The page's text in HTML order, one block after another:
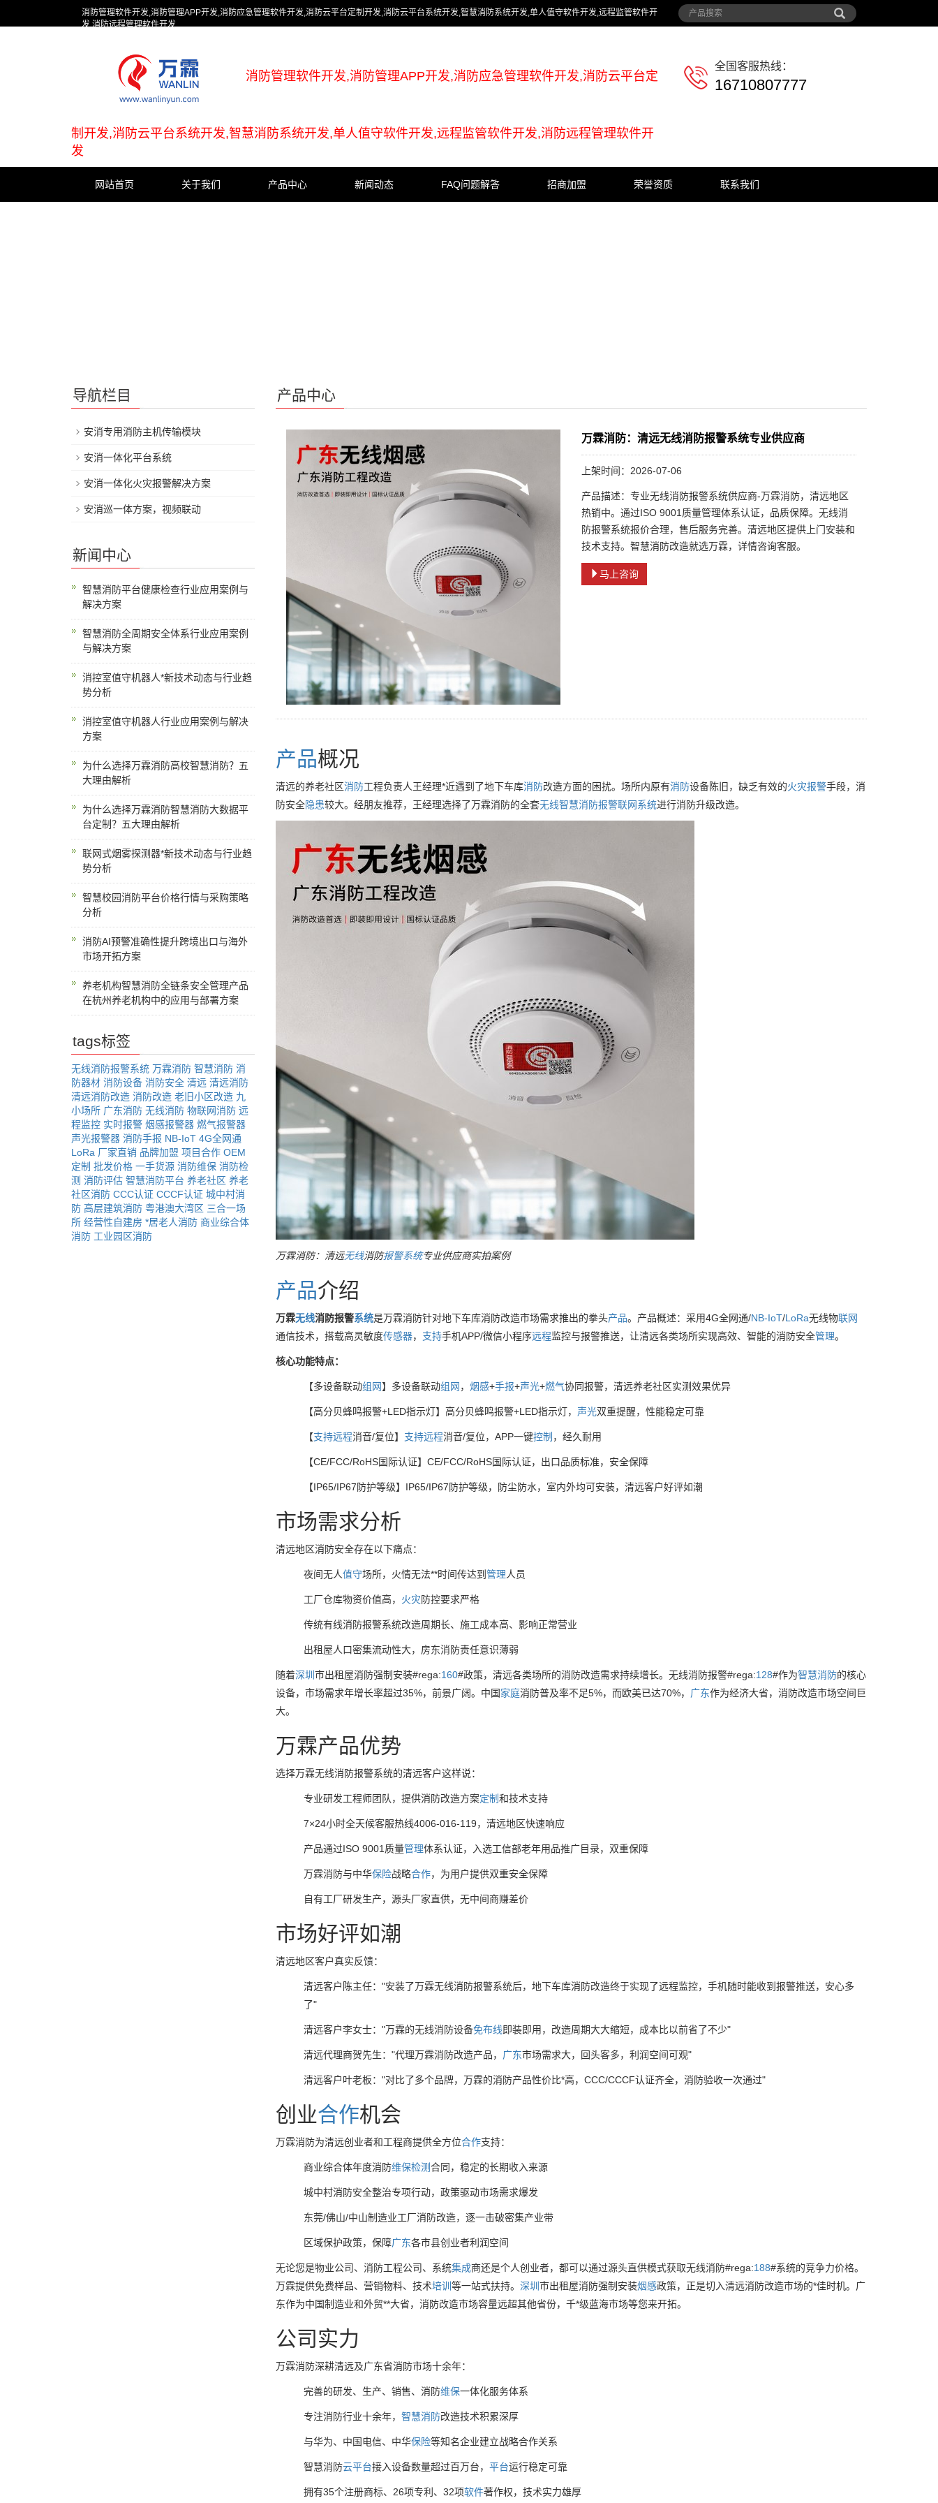
消防管理软件开发,消防管理APP开发,消防应急管理软件开发,消防云平台定制开发,消防云平台系统开发,智慧消防系统开发,单人值守软件开发,远程监管软件开
发,消防远程管理软件开发
消防管理软件开发,消防管理APP开发,消防应急管理软件开发,消防云平台定
制开发,消防云平台系统开发,智慧消防系统开发,单人值守软件开发,远程监管软件开发,消防远程管理软件开
发
全国客服热线：
16710807777
网站首页 关于我们 产品中心 新闻动态 FAQ问题解答 招商加盟 荣誉资质 联系我们
产品中心
万霖消防：清远无线消防报警系统专业供应商
上架时间：2026-07-06
产品描述：专业无线消防报警系统供应商-万霖消防，清远地区
热销中。通过ISO 9001质量管理体系认证，品质保障。无线消
防报警系统报价合理，售后服务完善。清远地区提供上门安装和
技术支持。智慧消防改造就选万霖，详情咨询客服。
马上咨询
产品概况
清远的养老社区消防工程负责人王经理*近遇到了地下车库消防改造方面的困扰。场所内原有消防设备陈旧，缺乏有效的火灾报警手段，消
防安全隐患较大。经朋友推荐，王经理选择了万霖消防的全套无线智慧消防报警联网系统进行消防升级改造。
万霖消防：清远无线消防报警系统专业供应商实拍案例
产品介绍
万霖无线消防报警系统是万霖消防针对地下车库消防改造市场需求推出的拳头产品。产品概述：采用4G全网通/NB-IoT/LoRa无线物联网
通信技术，搭载高灵敏度传感器， 支持手机APP/微信小程序远程监控与报警推送，让清远各类场所实现高效、智能的消防安全管理。
核心功能特点：
【多设备联动组网】多设备联动组网 ， 烟感+手报+声光+燃气协同报警，清远养老社区实测效果优异
【高分贝蜂鸣报警+LED指示灯】高分贝蜂鸣报警+LED指示灯， 声光双重提醒，性能稳定可靠
【支持远程消音/复位】 支持远程消音/复位，APP一键控制 ，经久耐用
【CE/FCC/RoHS国际认证】CE/FCC/RoHS国际认证，出口品质标准，安全保障
【IP65/IP67防护等级】IP65/IP67防护等级，防尘防水，室内外均可安装，清远客户好评如潮
市场需求分析
清远地区消防安全存在以下痛点：
夜间无人值守场所，火情无法**时间传达到 管理人员
工厂仓库物资价值高， 火灾防控要求严格
传统有线消防报警系统改造周期长、施工成本高、影响正常营业
出租屋人口密集流动性大，房东消防责任意识薄弱
随着深圳 市出租屋消防强制安装#rega:160#政策，清远各类场所的消防改造需求持续增长。无线消防报警#rega:128#作为智慧消防的核心
设备，市场需求年增长率超过35%，前景广阔。中国家庭消防普及率不足5%，而欧美已达70%， 广东作为经济大省，消防改造市场空间巨
大。
万霖产品优势
选择万霖无线消防报警系统的清远客户这样说：
专业研发工程师团队，提供消防改造方案定制和技术支持
7×24小时全天候客服热线4006-016-119，清远地区快速响应
产品通过ISO 9001质量管理体系认证，入选工信部老年用品推广目录，双重保障
万霖消防与中华保险战略合作，为用户提供双重安全保障
自有工厂研发生产，源头厂家直供，无中间商赚差价
市场好评如潮
清远地区客户真实反馈：
清远客户陈主任："安装了万霖无线消防报警系统后，地下车库消防改造终于实现了远程监控，手机随时能收到报警推送，安心多
了"
清远客户李女士："万霖的无线消防设备免布线即装即用，改造周期大大缩短，成本比以前省了不少"
清远代理商贺先生："代理万霖消防改造产品， 广东市场需求大，回头客多，利润空间可观"
清远客户叶老板："对比了多个品牌，万霖的消防产品性价比*高，CCC/CCCF认证齐全，消防验收一次通过"
创业合作机会
万霖消防为清远创业者和工程商提供全方位合作支持：
商业综合体年度消防维保检测合同，稳定的长期收入来源
城中村消防安全整治专项行动，政策驱动市场需求爆发
东莞/佛山/中山制造业工厂消防改造，逐一击破密集产业带
区域保护政策，保障广东各市县创业者利润空间
无论您是物业公司、消防工程公司、系统集成商还是个人创业者，都可以通过源头直供模式获取无线消防#rega:188#系统的竞争力价格。
万霖提供免费样品、营销物料、技术培训 等一站式扶持。 深圳 市出租屋消防强制安装烟感政策，正是切入清远消防改造市场的*佳时机。广
东作为中国制造业和外贸**大省，消防改造市场容量远超其他省份，千*级蓝海市场等您来开拓。
公司实力
万霖消防深耕清远及广东省消防市场十余年：
完善的研发、生产、销售、消防维保一体化服务体系
专注消防行业十余年， 智慧消防改造技术积累深厚
与华为、中国电信、中华保险等知名企业建立战略合作关系
智慧消防云平台接入设备数量超过百万台， 平台运行稳定可靠
拥有35个注册商标、26项专利、32项软件著作权，技术实力雄厚
导航栏目
安消专用消防主机传输模块
安消一体化平台系统
安消一体化火灾报警解决方案
安消巡一体方案，视频联动
新闻中心
智慧消防平台健康检查行业应用案例与
解决方案
智慧消防全周期安全体系行业应用案例
与解决方案
消控室值守机器人*新技术动态与行业趋
势分析
消控室值守机器人行业应用案例与解决
方案
为什么选择万霖消防高校智慧消防？五
大理由解析
为什么选择万霖消防智慧消防大数据平
台定制？五大理由解析
联网式烟雾探测器*新技术动态与行业趋
势分析
智慧校园消防平台价格行情与采购策略
分析
消防AI预警准确性提升跨境出口与海外
市场开拓方案
养老机构智慧消防全链条安全管理产品
在杭州养老机构中的应用与部署方案
tags标签
无线消防报警系统 万霖消防 智慧消防 消
防器材 消防设备 消防安全 清远 清远消防
清远消防改造 消防改造 老旧小区改造 九
小场所 广东消防 无线消防 物联网消防 远
程监控 实时报警 烟感报警器 燃气报警器
声光报警器 消防手报 NB-IoT 4G全网通
LoRa 厂家直销 品牌加盟 项目合作 OEM
定制 批发价格 一手货源 消防维保 消防检
测 消防评估 智慧消防平台 养老社区 养老
社区消防 CCC认证 CCCF认证 城中村消
防 高层建筑消防 粤港澳大湾区 三合一场
所 经营性自建房 *居老人消防 商业综合体
消防 工业园区消防